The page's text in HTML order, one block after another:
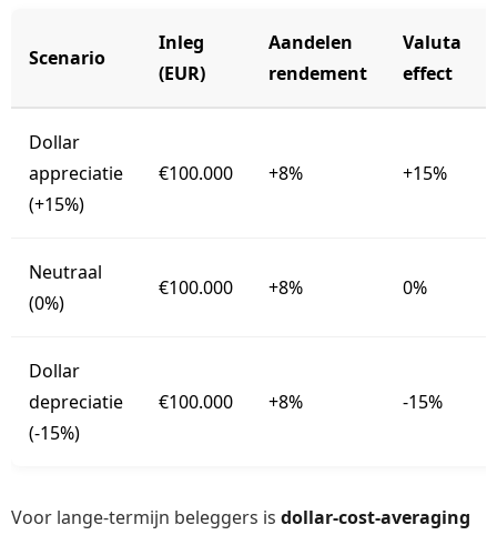
Scenario
Inleg
(EUR)
Aandelen
rendement
Valuta
effect
Dollar
appreciatie
(+15%)
€100.000 +8% +15%
Neutraal
(0%)
€100.000 +8% 0%
Dollar
depreciatie
(-15%)
€100.000 +8% -15%
Voor lange-termijn beleggers is dollar-cost-averaging